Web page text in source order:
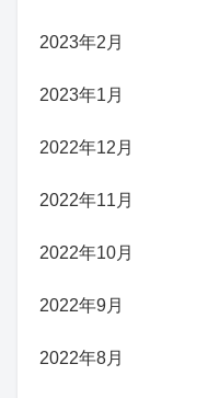
2023年2月
2023年1月
2022年12月
2022年11月
2022年10月
2022年9月
2022年8月